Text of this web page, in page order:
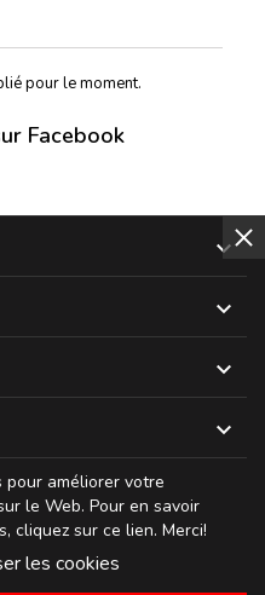
pour le moment.
Facebook




améliorer votre
le Web. Pour en savoir
cliquez sur ce lien. Merci!
les cookies